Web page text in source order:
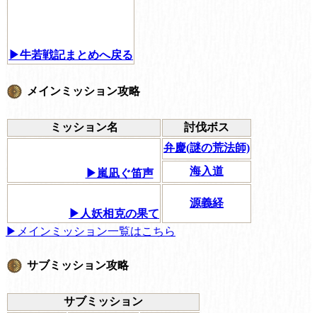
▶牛若戦記まとめへ戻る
メインミッション攻略
ミッション名 討伐ボス
▶嵐凪ぐ笛声
弁慶(謎の荒法師)
海入道
▶人妖相克の果て
源義経
▶メインミッション一覧はこちら
サブミッション攻略
サブミッション